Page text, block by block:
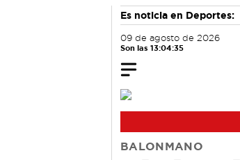
Es noticia en Deportes:
09 de agosto de 2026
Son las 13:04:36
BALONMANO